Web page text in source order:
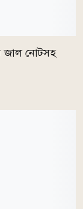
জাল নোটসহ